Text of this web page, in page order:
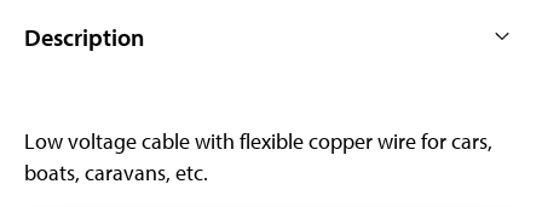
Description
Low voltage cable with flexible copper wire for cars,
boats, caravans, etc.